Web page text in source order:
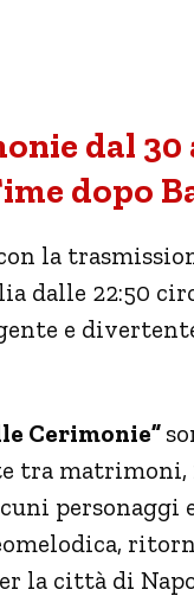
dal
dopo
la
dalle 22:50
e
Cerimonie”
tra matrimoni,
personaggi
la città di